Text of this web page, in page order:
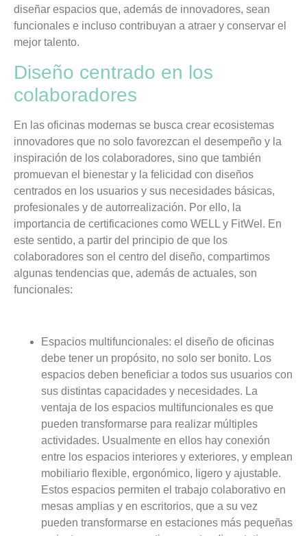
diseñar espacios que, además de innovadores, sean
funcionales e incluso contribuyan a atraer y conservar el
mejor talento.
Diseño centrado en los
colaboradores
En las oficinas modernas se busca crear ecosistemas
innovadores que no solo favorezcan el desempeño y la
inspiración de los colaboradores, sino que también
promuevan el bienestar y la felicidad con diseños
centrados en los usuarios y sus necesidades básicas,
profesionales y de autorrealización. Por ello, la
importancia de certificaciones como WELL y FitWel. En
este sentido, a partir del principio de que los
colaboradores son el centro del diseño, compartimos
algunas tendencias que, además de actuales, son
funcionales:
Espacios multifuncionales: el diseño de oficinas
debe tener un propósito, no solo ser bonito. Los
espacios deben beneficiar a todos sus usuarios con
sus distintas capacidades y necesidades. La
ventaja de los espacios multifuncionales es que
pueden transformarse para realizar múltiples
actividades. Usualmente en ellos hay conexión
entre los espacios interiores y exteriores, y emplean
mobiliario flexible, ergonómico, ligero y ajustable.
Estos espacios permiten el trabajo colaborativo en
mesas amplias y en escritorios, que a su vez
pueden transformarse en estaciones más pequeñas